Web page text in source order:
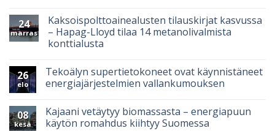
24
marras
Kaksoispolttoainealusten tilauskirjat kasvussa
– Hapag-Lloyd tilaa 14 metanolivalmista
konttialusta
26
elo
Tekoälyn supertietokoneet ovat käynnistäneet
energiajärjestelmien vallankumouksen
08
kesä
Kajaani vetäytyy biomassasta – energiapuun
käytön romahdus kiihtyy Suomessa